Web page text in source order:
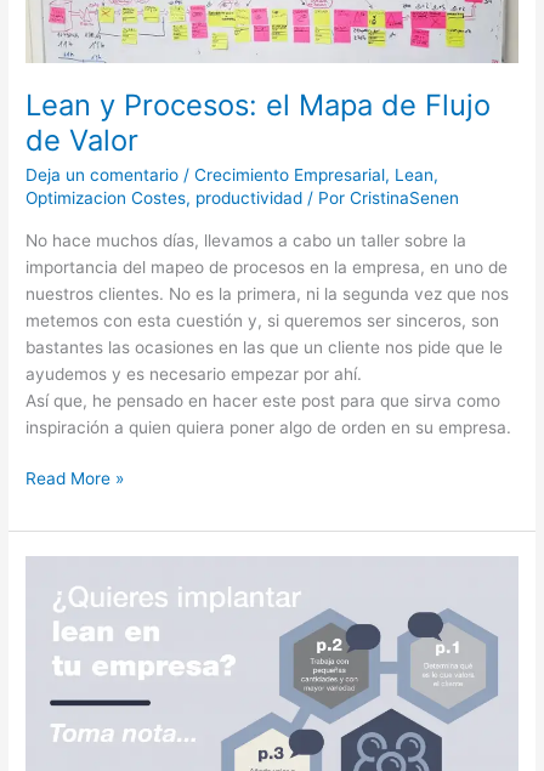
Lean y Procesos: el Mapa de Flujo
de Valor
Deja un comentario /Crecimiento Empresarial, Lean,
Optimizacion Costes, productividad / PorCristinaSenen
No hace muchos días, llevamos a cabo un taller sobre la
importancia del mapeo de procesos en la empresa, en uno de
nuestros clientes. No es la primera, ni la segunda vez que nos
metemos con esta cuestión y, si queremos ser sinceros, son
bastantes las ocasiones en las que un cliente nos pide que le
ayudemos y es necesario empezar por ahí.
Así que, he pensado en hacer este post para que sirva como
inspiración a quien quiera poner algo de orden en su empresa.
de
Valor
Read More »
Como
puede
mejorar
procesos